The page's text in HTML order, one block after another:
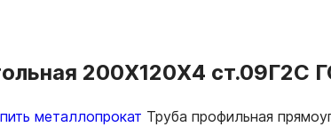
200Х120Х4 ст.09Г2С
металлопрокат Труба профильная